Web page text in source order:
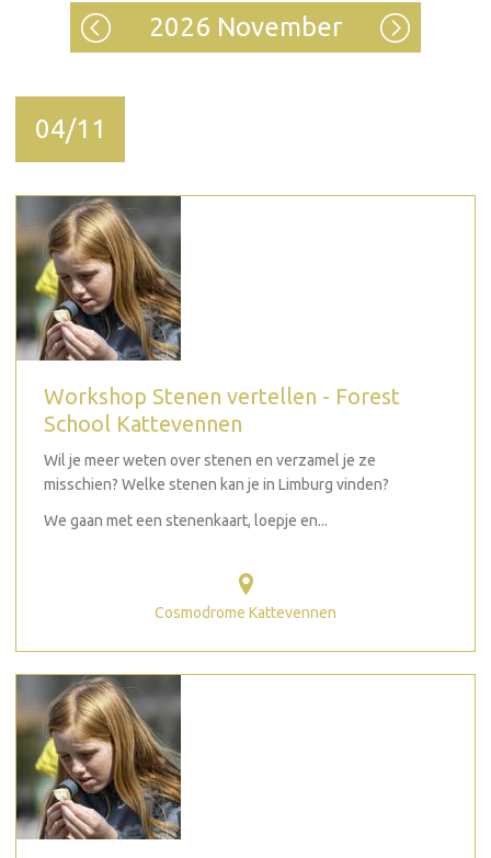
2026 November
04/11
Workshop Stenen vertellen - Forest
School Kattevennen
Wil je meer weten over stenen en verzamel je ze
misschien? Welke stenen kan je in Limburg vinden?
We gaan met een stenenkaart, loepje en...
Cosmodrome Kattevennen